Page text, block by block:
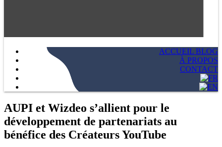
ACCUEIL BLOG
À PROPOS
CONTACT
AUPI et Wizdeo s’allient pour le
développement de partenariats au
bénéfice des Créateurs YouTube